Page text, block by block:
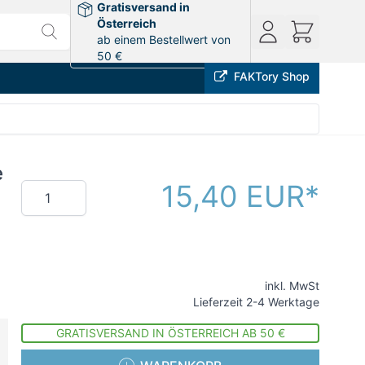
Gratisversand in
Österreich
ab einem Bestellwert von
50 €
FAKTory Shop
Menge 15,40 EUR
inkl. MwSt
Lieferzeit 2-4 Werktage
GRATISVERSAND IN ÖSTERREICH AB 50 €